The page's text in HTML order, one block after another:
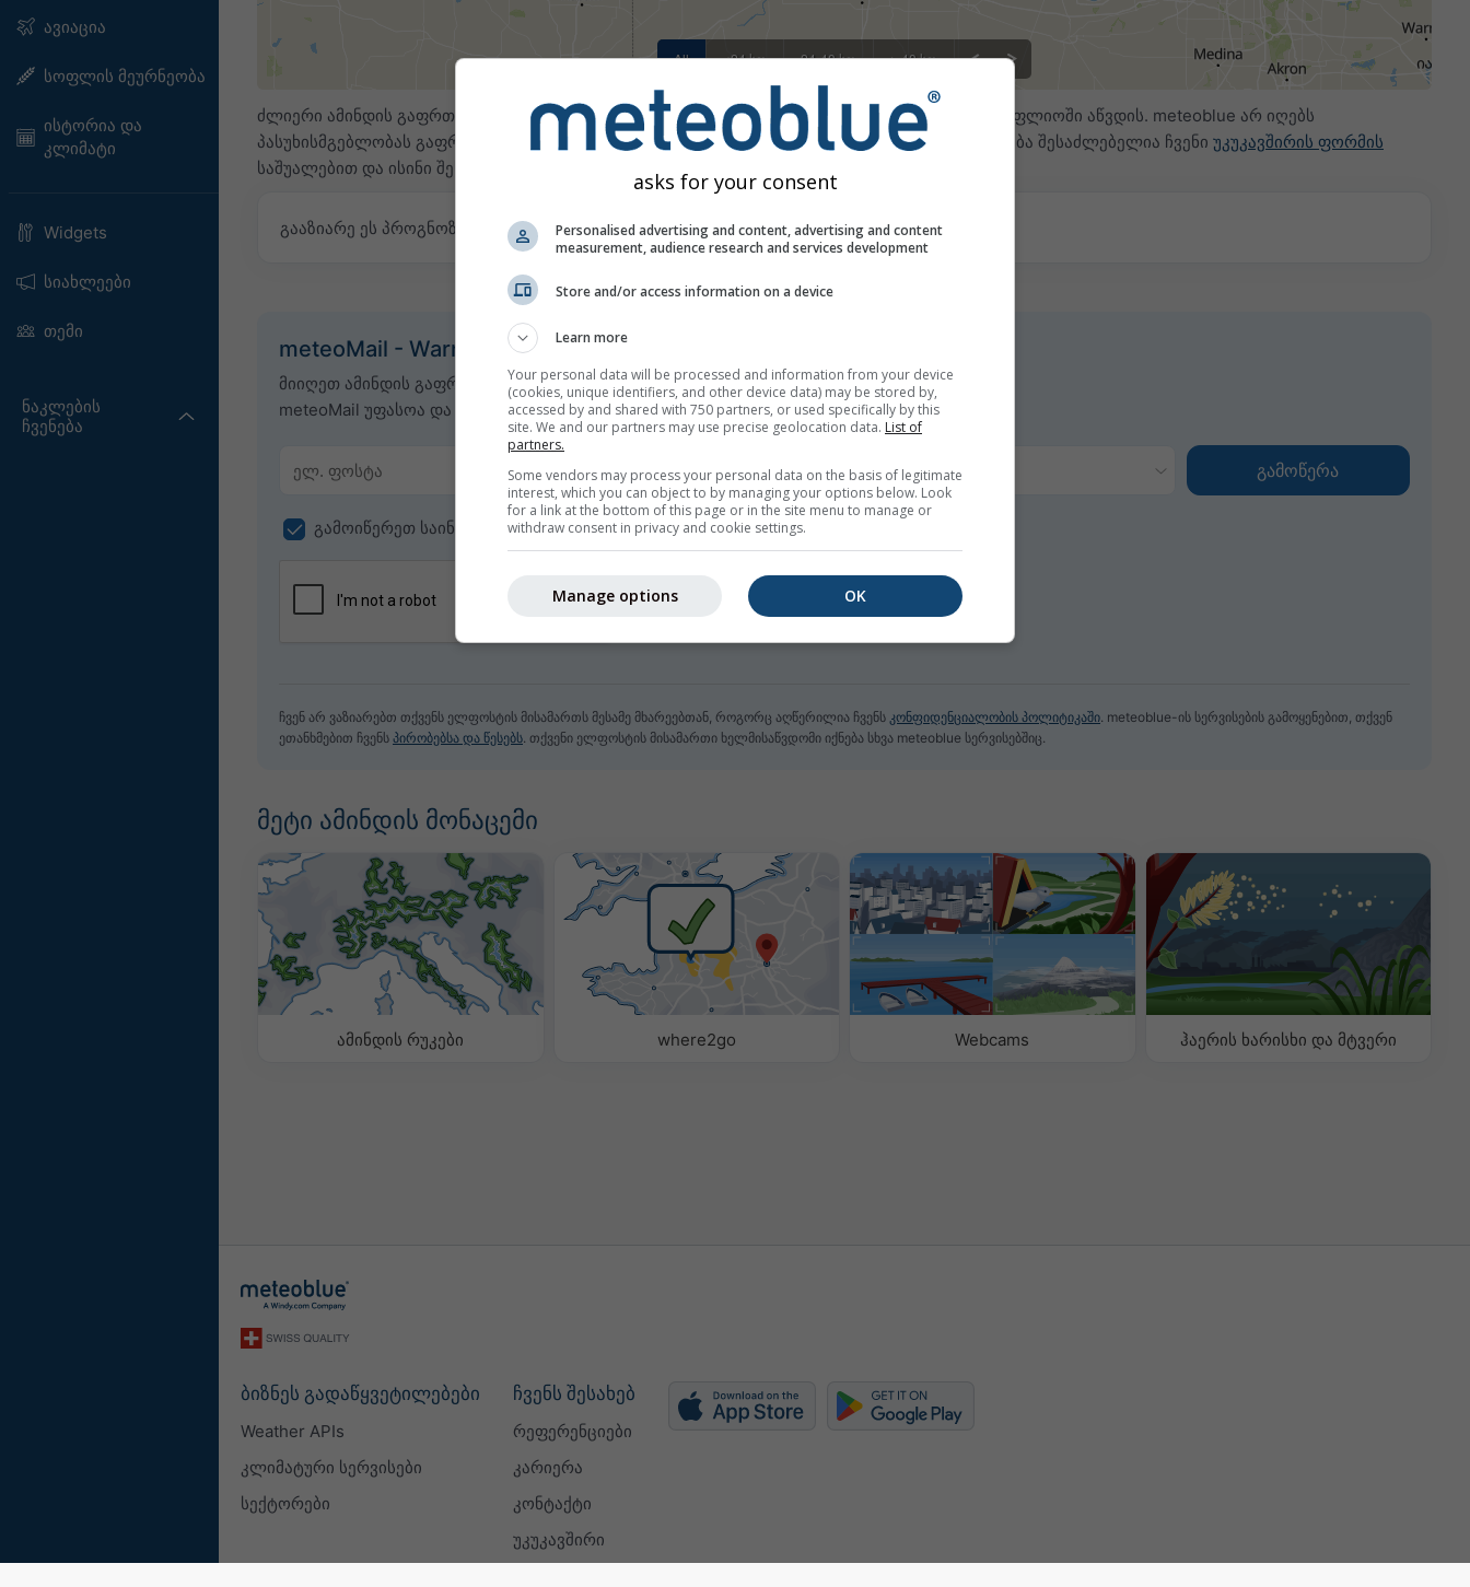
ავიაცია
სოფლის მეურნეობა
ისტორია და
კლიმატი
Widgets
სიახლეები
თემი
ნაკლების
ჩვენება
All <24 სთ 24-48 სთ > 48 სთ
ძლიერი ამინდის გაფრთხილებებს meteoblue-ს 80-ზე მეტი ოფიციალური სააგენტო მთელ მსოფლიოში აწვდის. meteoblue არ იღებს
პასუხისმგებლობას გაფრთხილებების რეალურ შინაარსზე ან ხასიათზე. პრობლემების მოხსენება შესაძლებელია ჩვენი უკუკავშირის ფორმის
საშუალებით და ისინი შესაბამის ორგანოებს გადაეცემა.
გააზიარე ეს პროგნოზი
meteoMail - Warnings: Ann Arbor-ისთვის
მიიღეთ ამინდის გაფრთხილებები ელფოსტით, უფასოდ.
meteoMail უფასოა და შეგიძლიათ ნებისმიერ დროს გაუქმება.
გამოიწერეთ საინფორმაციო ბიულეტენი
ჩვენ არ ვაზიარებთ თქვენს ელფოსტის მისამართს მესამე მხარეებთან, როგორც აღწერილია ჩვენს კონფიდენციალობის პოლიტიკაში . meteoblue-ის სერვისების გამოყენებით, თქვენ
ეთანხმებით ჩვენს პირობებსა და წესებს . თქვენი ელფოსტის მისამართი ხელმისაწვდომი იქნება სხვა meteoblue სერვისებშიც.
მეტი ამინდის მონაცემი
ამინდის რუკები where2go Webcams ჰაერის ხარისხი და მტვერი
ბიზნეს გადაწყვეტილებები
Weather APIs
კლიმატური სერვისები
სექტორები
ჩვენს შესახებ
რეფერენციები
კარიერა
კონტაქტი
უკუკავშირი
asks for your consent
Personalised advertising and content, advertising and content
measurement, audience research and services development
Store and/or access information on a device
Learn more
Your personal data will be processed and information from your device
(cookies, unique identifiers, and other device data) may be stored by,
accessed by and shared with 750 partners, or used specifically by this
site. We and our partners may use precise geolocation data. List of
partners.
Some vendors may process your personal data on the basis of legitimate
interest, which you can object to by managing your options below. Look
for a link at the bottom of this page or in the site menu to manage or
withdraw consent in privacy and cookie settings.
OK
Manage options